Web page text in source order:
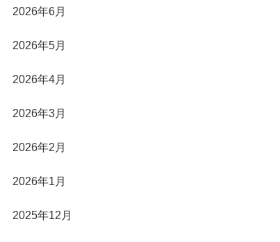
2026年6月
2026年5月
2026年4月
2026年3月
2026年2月
2026年1月
2025年12月